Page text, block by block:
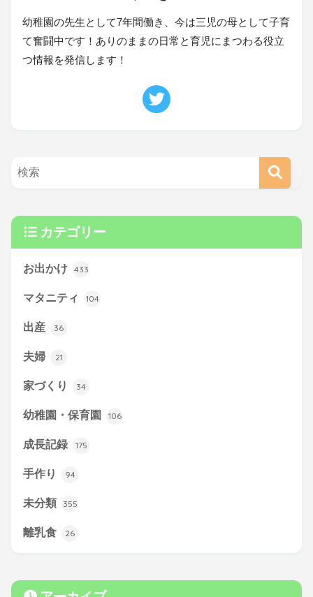
幼稚園の先生として7年間働き、今は三児の母として子育
て奮闘中です！ありのままの日常と育児にまつわる役立
つ情報を発信します！
カテゴリー
お出かけ 433
マタニティ 104
出産 36
夫婦 21
家づくり 34
幼稚園・保育園 106
成長記録 175
手作り 94
未分類 355
離乳食 26